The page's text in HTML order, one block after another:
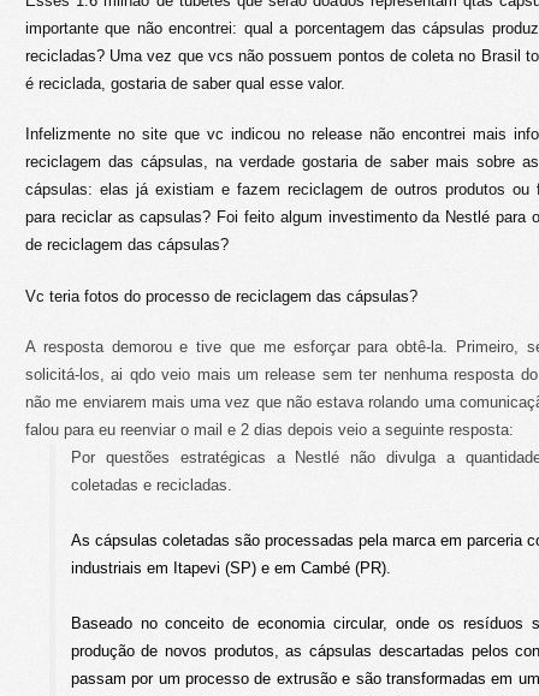
importante que não encontrei: qual a porcentagem das cápsulas
recicladas? Uma vez que vcs não possuem pontos de coleta no Brasil
é reciclada, gostaria de saber qual esse valor.
Infelizmente no site que vc indicou no release não encontrei mais
reciclagem das cápsulas, na verdade gostaria de saber mais sobre
cápsulas: elas já existiam e fazem reciclagem de outros produtos ou
para reciclar as capsulas? Foi feito algum investimento da Nestlé para
de reciclagem das cápsulas?
Vc teria fotos do processo de reciclagem das cápsulas?
A resposta demorou e tive que me esforçar para obtê-la. Primeiro,
solicitá-los, ai qdo veio mais um release sem ter nenhuma resposta
não me enviarem mais uma vez que não estava rolando uma
falou para eu reenviar o mail e 2 dias depois veio a seguinte resposta:
Por questões estratégicas a Nestlé não divulga a
coletadas e recicladas.
As cápsulas coletadas são processadas pela marca em parceria
industriais em Itapevi (SP) e em Cambé (PR).
Baseado no conceito de economia circular, onde os resíduos
produção de novos produtos, as cápsulas descartadas pelos
passam por um processo de extrusão e são transformadas em